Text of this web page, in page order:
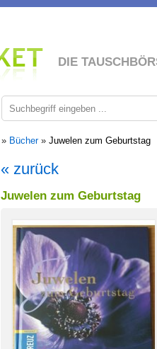
DIE
» Bücher» Juwelen zum Geburtstag
« zurück
Juwelen zum Geburtstag